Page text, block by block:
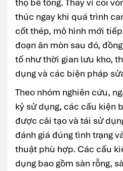
thọ bê tông. Thay vì coi
thúc ngay khi quá trình
cốt thép, mô hình mới
đoạn ăn mòn sau đó,
tố như thời gian lưu kho,
dụng và các biện pháp
Theo nhóm nghiên cứu,
kỷ sử dụng, các cấu kiện
được cải tạo và tái sử
đánh giá đúng tình trạng
thuật phù hợp. Các cấu
dụng bao gồm sàn rỗng,